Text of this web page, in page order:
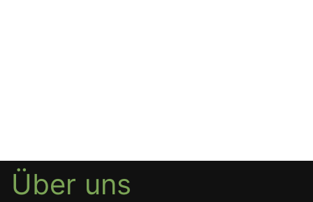
Über uns